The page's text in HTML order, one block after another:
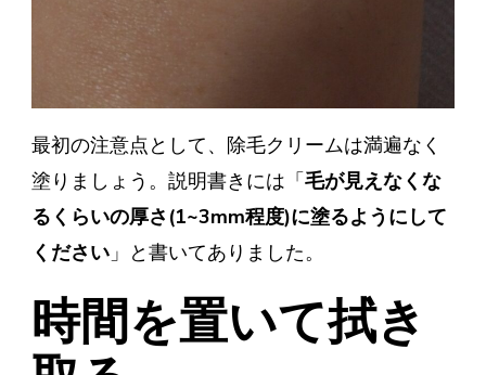
最初の注意点として、除毛クリームは満遍なく
塗りましょう。説明書きには「 毛が見えなくな
るくらいの厚さ(1~3mm程度)に塗るようにして
ください 」と書いてありました。
時間を置いて拭き